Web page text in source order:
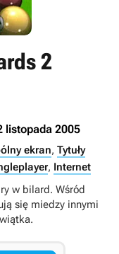
2
listopada 2005
ekran, Tytuły
, Internet
w bilard. Wśród
się miedzy innymi